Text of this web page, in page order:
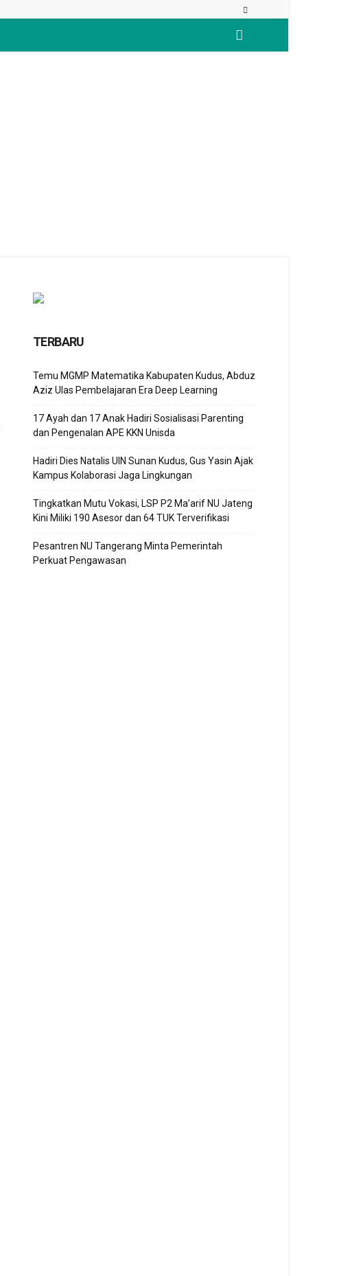
TERBARU
Temu MGMP Matematika Kabupaten Kudus, Abduz
Aziz Ulas Pembelajaran Era Deep Learning
17 Ayah dan 17 Anak Hadiri Sosialisasi Parenting
dan Pengenalan APE KKN Unisda
Hadiri Dies Natalis UIN Sunan Kudus, Gus Yasin Ajak
Kampus Kolaborasi Jaga Lingkungan
Tingkatkan Mutu Vokasi, LSP P2 Ma’arif NU Jateng
Kini Miliki 190 Asesor dan 64 TUK Terverifikasi
Pesantren NU Tangerang Minta Pemerintah
Perkuat Pengawasan